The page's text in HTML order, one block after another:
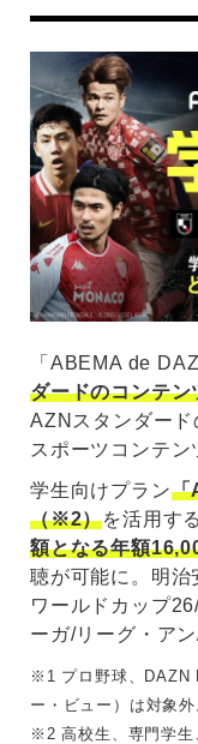
「ABEMA de
ダードのコンテ
AZNスタンダー
スポーツコンテン
学生向けプラン「
（※2）を活用す
額となる年額
聴が可能に。明治
ワールドカップ
ーガ/リーグ・ア
※1 プロ野球、DAZN
ー・ビュー）は対象外
※2 高校生、専門学生